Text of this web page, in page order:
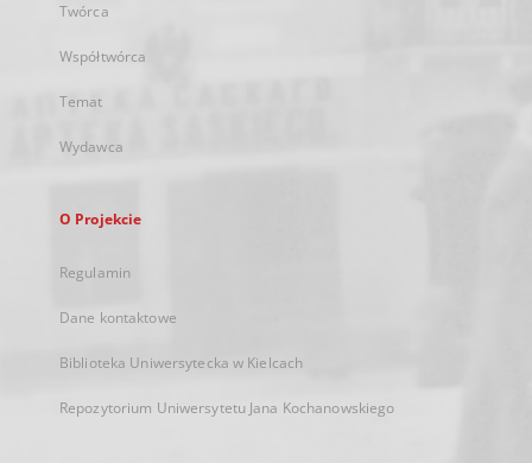
Twórca
Współtwórca
Temat
Wydawca
O Projekcie
Regulamin
Dane kontaktowe
Biblioteka Uniwersytecka w Kielcach
Repozytorium Uniwersytetu Jana Kochanowskiego